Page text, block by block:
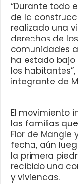
“Durante todo
de la
realizado una
derechos de
comunidades
ha estado
los
integrante de
El movimiento
las familias
Flor de Mangle
fecha, aún
la primera
recibido una
y viviendas.